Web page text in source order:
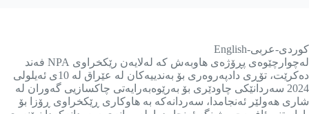
کوردی-عربی-English
لەچوارچێوەی پڕۆژەی هاوبەش کە لەلایەن رێکخراوی NPA فەند
دەکرێت، تۆڕی دادپەروەری بۆ بەندییەکان لە عێراق لە 10ی ئەیلولی
2024 سەردانێکی چاودێری بۆ بەرێوەبەرایەتی چاکسازیی گەوران لە
شاری هەولێر ئەنجامدا، سەردانەکە بە هاوکاری ڕێکخراوی ڕۆزا بۆ